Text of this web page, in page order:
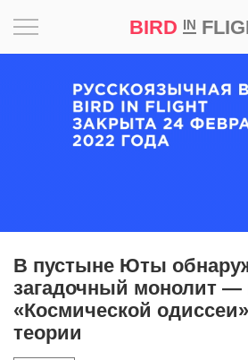
BIRD IN
В пустыне Юты
загадочный монолит —
«Космической
теории